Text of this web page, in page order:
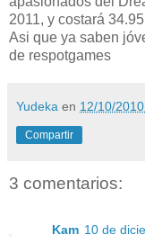
2011, y costará
Asi que ya saben
de respotgames
Yudeka en 12/10/
Compartir
3 comentarios:
Kam 10 de